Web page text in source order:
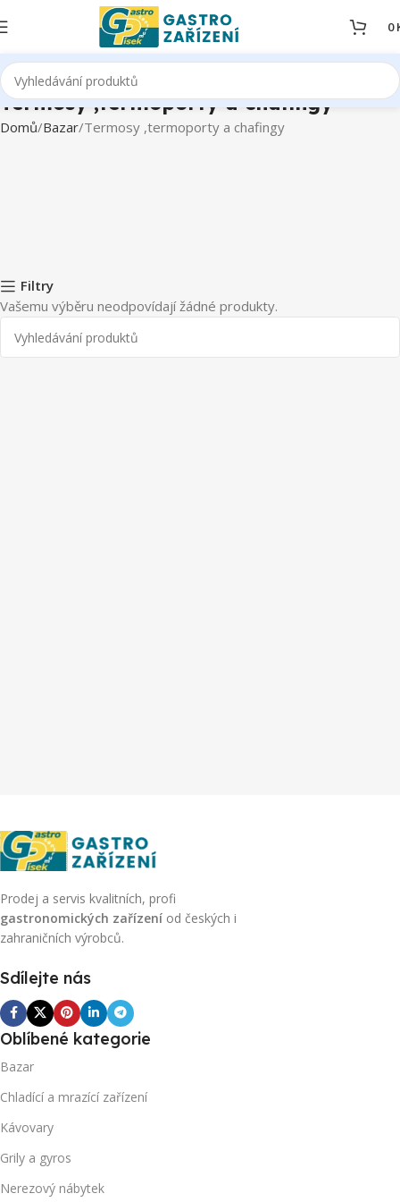
0
Termosy ,termoporty a chafingy
Domů Bazar Termosy ,termoporty a chafingy
Filtry
Vašemu výběru neodpovídají žádné produkty.
Prodej a servis kvalitních, profi
gastronomických zařízení od českých i
zahraničních výrobců.
Sdílejte nás
Oblíbené kategorie
Bazar
Chladící a mrazící zařízení
Kávovary
Grily a gyros
Nerezový nábytek